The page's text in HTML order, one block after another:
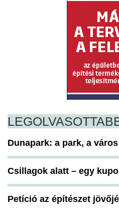
Dunapark: a park, a
Csillagok alatt – egy
Petíció az építészet